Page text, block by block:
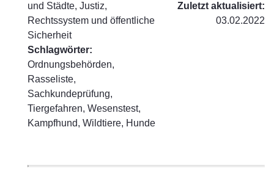
und Städte, Justiz,
Rechtssystem und öffentliche
Sicherheit
Schlagwörter:
Ordnungsbehörden,
Rasseliste,
Sachkundeprüfung,
Tiergefahren, Wesenstest,
Kampfhund, Wildtiere, Hunde
Zuletzt aktualisiert:
03.02.2022